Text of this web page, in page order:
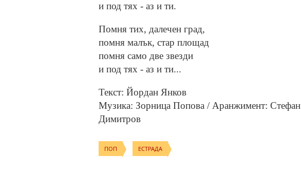
и под тях - аз и ти.
Помня тих, далечен град,
помня малък, cтap площад
помня само две звезди
и под тях - аз и ти...
Текст: Йордан Янков
Музика: Зорница Попова / Aранжимент: Стефан
Димитров
ПОП ЕСТРАДА